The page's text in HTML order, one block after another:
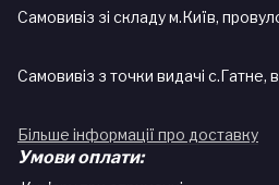
Самовивіз зі складу м.Київ,
Самовивіз з точки видачі с.Гатне,
Більше інформації про доставку
Умови оплати: